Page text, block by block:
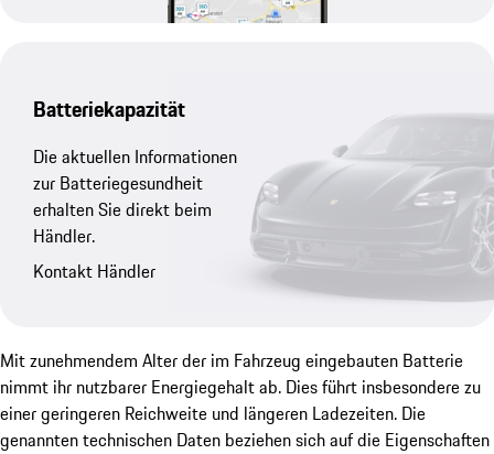
Batteriekapazität
Die aktuellen Informationen
zur Batteriegesundheit
erhalten Sie direkt beim
Händler.
Kontakt Händler
Mit zunehmendem Alter der im Fahrzeug eingebauten Batterie
nimmt ihr nutzbarer Energiegehalt ab. Dies führt insbesondere zu
einer geringeren Reichweite und längeren Ladezeiten. Die
genannten technischen Daten beziehen sich auf die Eigenschaften